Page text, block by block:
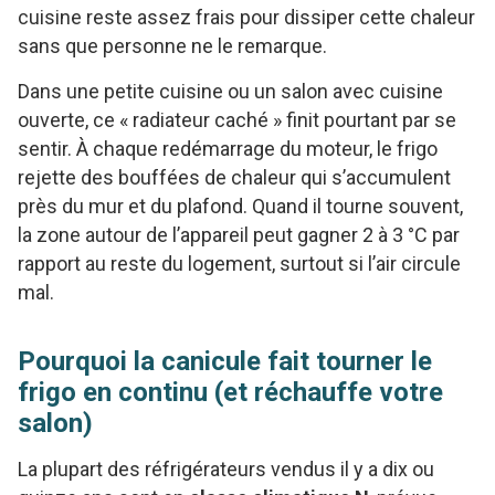
cuisine reste assez frais pour dissiper cette chaleur
sans que personne ne le remarque.
Dans une petite cuisine ou un salon avec cuisine
ouverte, ce « radiateur caché » finit pourtant par se
sentir. À chaque redémarrage du moteur, le frigo
rejette des bouffées de chaleur qui s’accumulent
près du mur et du plafond. Quand il tourne souvent,
la zone autour de l’appareil peut gagner 2 à 3 °C par
rapport au reste du logement, surtout si l’air circule
mal.
Pourquoi la canicule fait tourner le
frigo en continu (et réchauffe votre
salon)
La plupart des réfrigérateurs vendus il y a dix ou